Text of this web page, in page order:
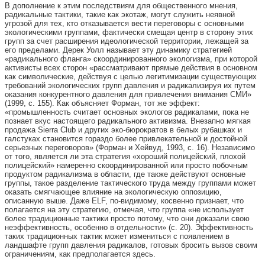
В дополнение к этим последствиям для общественного мнения,
радикальные тактики, такие как экотаж, могут служить неявной
угрозой для тех, кто отказывается вести переговоры с основными
экологическими группами, фактически смещая центр в сторону этих
групп за счет расширения идеологической территории, лежащей за
его пределами. Дерек Уолл называет эту динамику стратегией
«радикального фланга» скоординированного экологизма, при которой
активисты всех сторон «рассматривают прямые действия в основном
как символические, действуя с целью легитимизации существующих
требований экологических групп давления и радикализируя их путем
оказания конкурентного давления для привлечения внимания СМИ»
(1999, с. 155). Как объясняет Форман, тот же эффект:
«промышленность считает основных экологов радикалами, пока не
познает вкус настоящего радикального активизма. Внезапно мягкая
продажа Sierra Club и других эко-бюрократов в белых рубашках и
галстуках становится гораздо более привлекательной и достойной
серьезных переговоров» (Форман и Хейвуд, 1993, с. 16). Независимо
от того, является ли эта стратегия «хороший полицейский, плохой
полицейский» намеренно скоординированной или просто побочным
продуктом радикализма в области, где также действуют основные
группы, такое разделение тактического труда между группами может
оказать смягчающее влияние на экологическую оппозицию,
описанную выше. Даже ELF, по-видимому, косвенно признает, что
полагается на эту стратегию, отмечая, что группа «не использует
более традиционные тактики просто потому, что они доказали свою
неэффективность, особенно в отдельности» (с. 20). Эффективность
таких традиционных тактик может измениться с появлением в
ландшафте групп давления радикалов, готовых бросить вызов своим
ограничениям, как предполагается здесь.